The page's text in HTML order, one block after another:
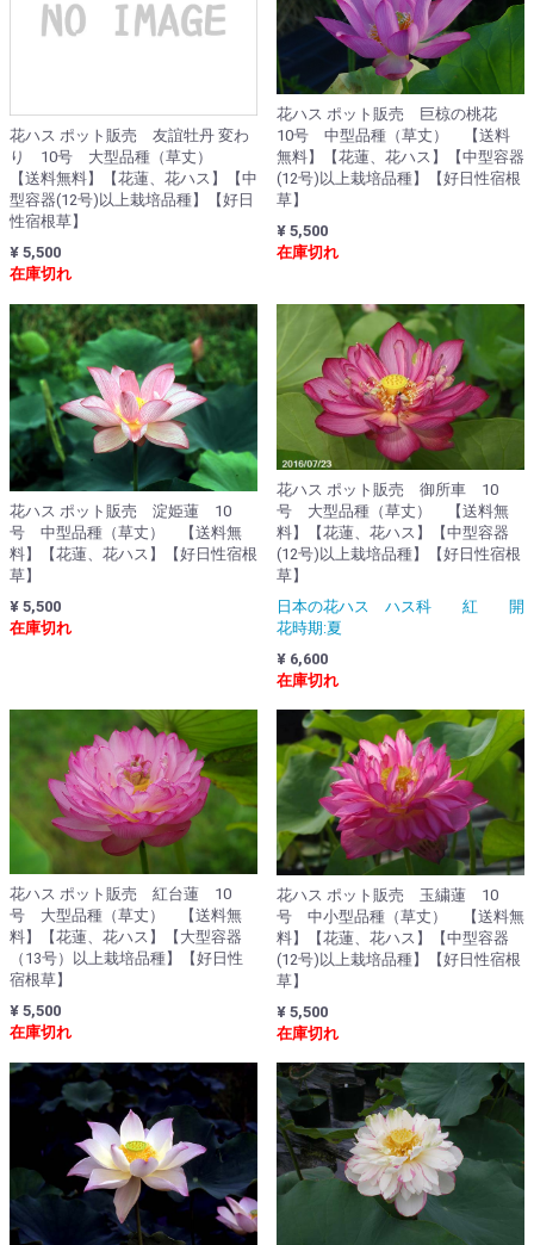
花ハス ポット販売 友誼牡丹 変わ
り 10号 大型品種（草丈）
【送料無料】【花蓮、花ハス】【中
型容器(12号)以上栽培品種】【好日
性宿根草】
¥ 5,500
在庫切れ
花ハス ポット販売 巨椋の桃花
10号 中型品種（草丈） 【送料
無料】【花蓮、花ハス】【中型容器
(12号)以上栽培品種】【好日性宿根
草】
¥ 5,500
在庫切れ
花ハス ポット販売 淀姫蓮 10
号 中型品種（草丈） 【送料無
料】【花蓮、花ハス】【好日性宿根
草】
¥ 5,500
在庫切れ
花ハス ポット販売 御所車 10
号 大型品種（草丈） 【送料無
料】【花蓮、花ハス】【中型容器
(12号)以上栽培品種】【好日性宿根
草】
日本の花ハス ハス科 紅 開
花時期:夏
¥ 6,600
在庫切れ
花ハス ポット販売 紅台蓮 10
号 大型品種（草丈） 【送料無
料】【花蓮、花ハス】【大型容器
（13号）以上栽培品種】【好日性
宿根草】
¥ 5,500
在庫切れ
花ハス ポット販売 玉繍蓮 10
号 中小型品種（草丈） 【送料無
料】【花蓮、花ハス】【中型容器
(12号)以上栽培品種】【好日性宿根
草】
¥ 5,500
在庫切れ